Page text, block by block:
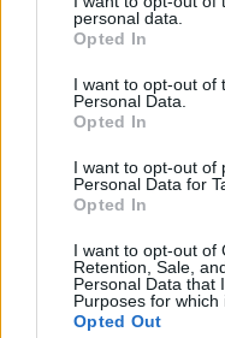
personal data.
Opted In
I want to opt-out of
Personal Data.
Opted In
I want to opt-out of
Personal Data for
Opted In
I want to opt-out of
Retention, Sale,
Personal Data that
Purposes for which
Opted Out
leidžia tikėtis
„KN Energies“ –
energijos produktų
(SGD) srautus
klientams visame
gebėjimais plėtoti
projektus.